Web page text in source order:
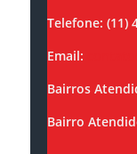
Telefone: (11)
Email:
Bairros
Bairro